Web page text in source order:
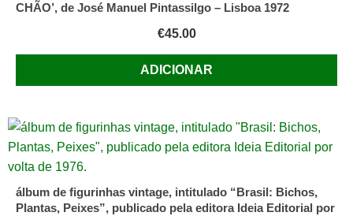
CHÃO’, de José Manuel Pintassilgo – Lisboa 1972
€45.00
ADICIONAR
álbum de figurinhas vintage, intitulado “Brasil: Bichos,
Plantas, Peixes”, publicado pela editora Ideia Editorial por